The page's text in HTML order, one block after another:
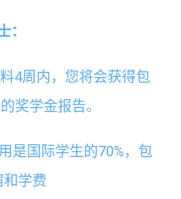
：
4周内，您将会获得包
奖学金报告。
是国际学生的70%，包
和学费